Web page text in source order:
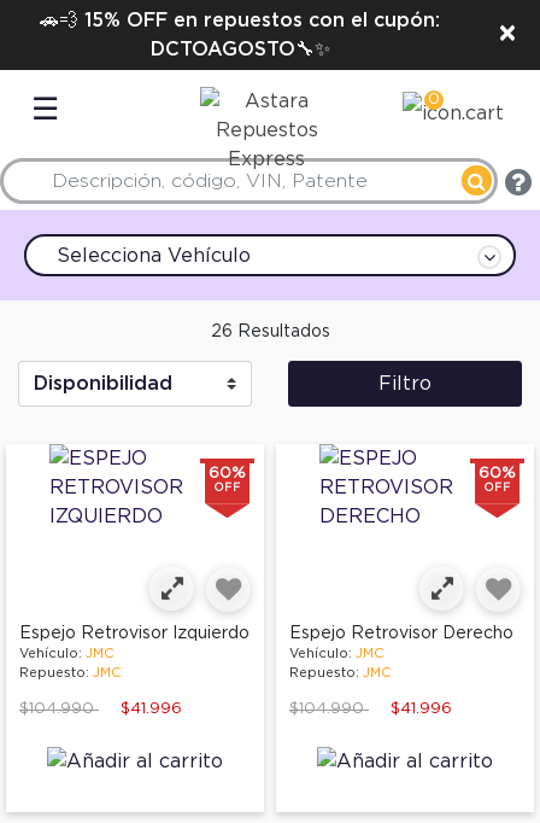
🚗💨 15% OFF en repuestos con el cupón:
DCTOAGOSTO🔧✨
×
☰ 0
Selecciona Vehículo
26 Resultados
Filtro
60%
OFF
Espejo Retrovisor Izquierdo
Vehículo: JMC
Repuesto: JMC
Price reduced from
$104.990to $41.996
60%
OFF
Espejo Retrovisor Derecho
Vehículo: JMC
Repuesto: JMC
Price reduced from
$104.990to $41.996